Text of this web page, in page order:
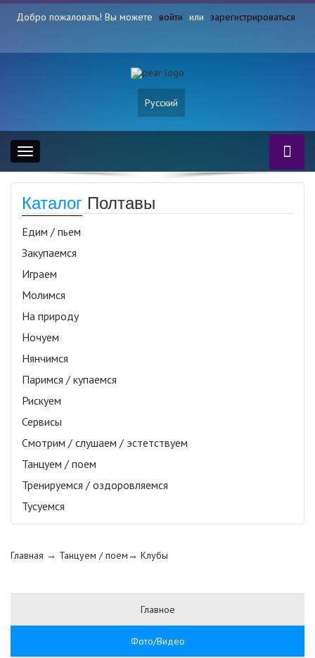
Добро пожаловать! Вы можете войти или зарегистрироваться
Русский
Toggle
navigation
Каталог Полтавы
Едим / пьем
Закупаемся
Играем
Молимся
На природу
Ночуем
Нянчимся
Паримся / купаемся
Рискуем
Сервисы
Смотрим / слушаем / эстетствуем
Танцуем / поем
Тренируемся / оздоровляемся
Тусуемся
Главная → Танцуем / поем→ Клубы
Главное
Фото/Видео